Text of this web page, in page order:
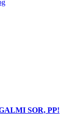
SOR, PP!